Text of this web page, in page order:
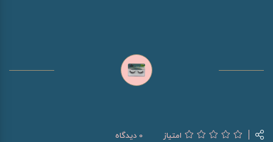
امتیاز 0 دیدگاه